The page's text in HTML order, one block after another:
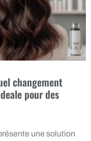
changement
pour des
une solution